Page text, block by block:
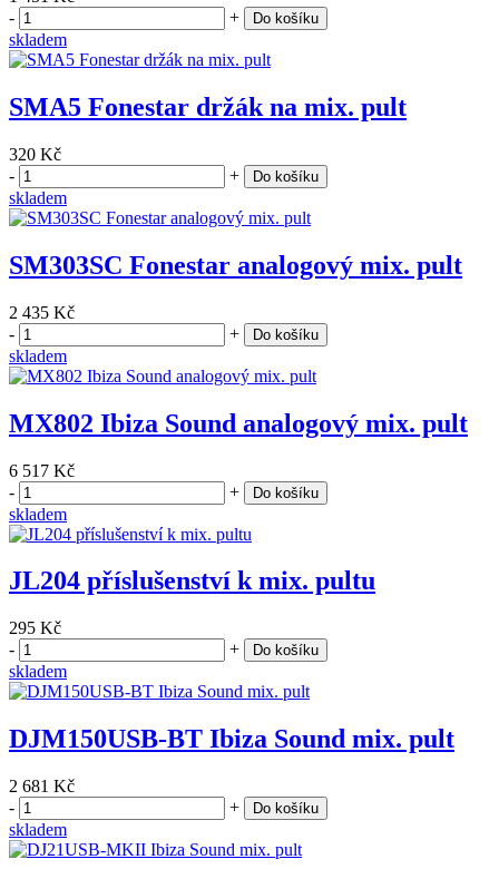
-
+ Do košíku
skladem
SMA5 Fonestar držák na mix. pult
320 Kč
-
+ Do košíku
skladem
SM303SC Fonestar analogový mix. pult
2 435 Kč
-
+ Do košíku
skladem
MX802 Ibiza Sound analogový mix. pult
6 517 Kč
-
+ Do košíku
skladem
JL204 příslušenství k mix. pultu
295 Kč
-
+ Do košíku
skladem
DJM150USB-BT Ibiza Sound mix. pult
2 681 Kč
-
+ Do košíku
skladem